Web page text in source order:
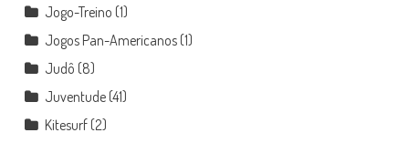
Jogo-Treino (1)
Jogos Pan-Americanos(1)
Judô (8)
Juventude(41)
Kitesurf(2)